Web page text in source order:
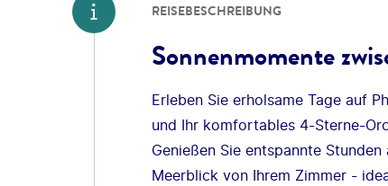
REISEBESCHREIBUNG
Sonnenmomente
Erleben Sie erholsame Tage auf
und Ihr komfortables 4-Sterne-
Genießen Sie entspannte
Meerblick von Ihrem Zimmer -